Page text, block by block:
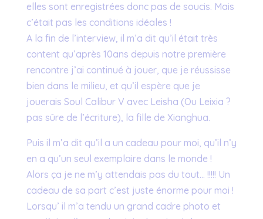
elles sont enregistrées donc pas de soucis. Mais
c’était pas les conditions idéales !
A la fin de l’interview, il m’a dit qu’il était très
content qu’après 10ans depuis notre première
rencontre j’ai continué à jouer, que je réussisse
bien dans le milieu, et qu’il espère que je
jouerais Soul Calibur V avec Leisha (Ou Leixia ?
pas sûre de l’écriture), la fille de Xianghua.
Puis il m’a dit qu’il a un cadeau pour moi, qu’il n’y
en a qu’un seul exemplaire dans le monde !
Alors ça je ne m’y attendais pas du tout… !!!!! Un
cadeau de sa part c’est juste énorme pour moi !
Lorsqu’ il m’a tendu un grand cadre photo et